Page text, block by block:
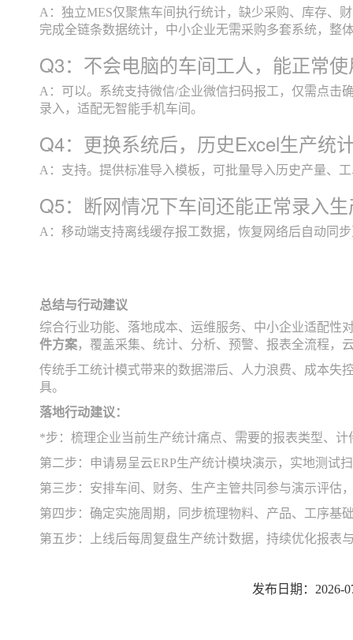
A：独立MES仅聚焦车间执行统计，缺少采购、库存、
完成全链条数据统计，中小企业无需采购多套系统，整
Q3：不会电脑的车间工人，能正常
A：可以。系统支持微信/企业微信扫码报工，仅需点击
录入，适配无智能手机车间。
Q4：更换系统后，历史Excel生产统
A：支持。提供标准导入模板，可批量导入历史产量、
Q5：断网情况下车间还能正常录入
A：移动端支持离线缓存报工数据，恢复网络后自动同
总结与行动建议
综合行业功能、落地成本、运维服务、中小企业适配性
件方案，覆盖采集、统计、分析、预警、报表全流程，
传统手工统计模式带来的数据滞后、人力浪费、成本失
具。
落地行动建议：
*步：梳理企业当前生产统计痛点、需要的报表类型、计
第二步：申请易呈云ERP生产统计模块演示，实地测试
第三步：安排车间、财务、生产主管共同参与演示评估
第四步：确定实施周期，同步梳理物料、产品、工序基
第五步：上线后每周复盘生产统计数据，持续优化报表
发布日期：2026-